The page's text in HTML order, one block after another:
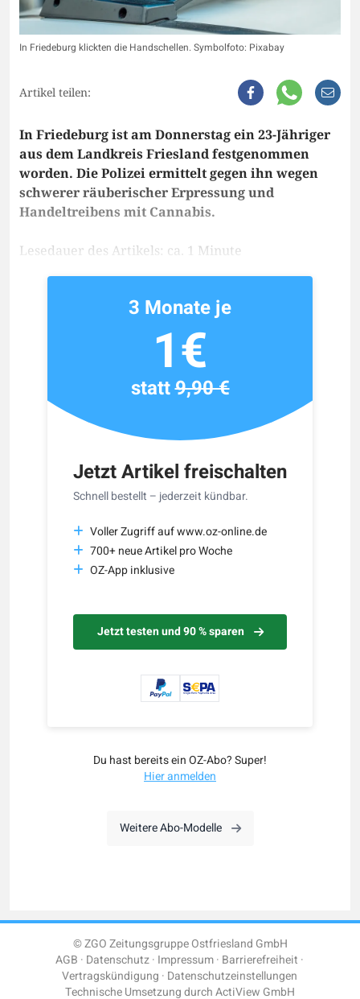
In Friedeburg klickten die Handschellen. Symbolfoto: Pixabay
Artikel teilen:
In Friedeburg ist am Donnerstag ein 23-Jähriger
aus dem Landkreis Friesland festgenommen
worden. Die Polizei ermittelt gegen ihn wegen
schwerer räuberischer Erpressung und
Handeltreibens mit Cannabis.
Lesedauer des Artikels: ca. 1 Minute
Jetzt Artikel freischalten
Schnell bestellt – jederzeit kündbar.
Voller Zugriff auf www.oz-online.de
700+ neue Artikel pro Woche
OZ-App inklusive
Jetzt testen und 90 % sparen
3 Monate je
1€
statt9,90 €
Du hast bereits ein OZ-Abo? Super!
Hier anmelden
Weitere Abo-Modelle
© ZGO Zeitungsgruppe Ostfriesland GmbH
AGB Datenschutz Impressum Barrierefreiheit
Vertragskündigung Datenschutzeinstellungen
Technische Umsetzung durchActiView GmbH